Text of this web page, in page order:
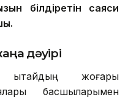
білдіретін саяси
дәуірі
Қытайдың жоғары
басшыларымен